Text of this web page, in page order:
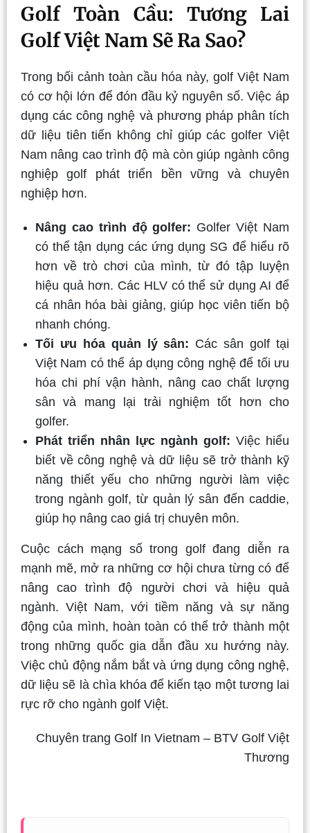
Golf Toàn Cầu: Tương Lai
Golf Việt Nam Sẽ Ra Sao?
Trong bối cảnh toàn cầu hóa này, golf Việt Nam
có cơ hội lớn để đón đầu kỷ nguyên số. Việc áp
dụng các công nghệ và phương pháp phân tích
dữ liệu tiên tiến không chỉ giúp các golfer Việt
Nam nâng cao trình độ mà còn giúp ngành công
nghiệp golf phát triển bền vững và chuyên
nghiệp hơn.
Nâng cao trình độ golfer: Golfer Việt Nam
có thể tận dụng các ứng dụng SG để hiểu rõ
hơn về trò chơi của mình, từ đó tập luyện
hiệu quả hơn. Các HLV có thể sử dụng AI để
cá nhân hóa bài giảng, giúp học viên tiến bộ
nhanh chóng.
Tối ưu hóa quản lý sân: Các sân golf tại
Việt Nam có thể áp dụng công nghệ để tối ưu
hóa chi phí vận hành, nâng cao chất lượng
sân và mang lại trải nghiệm tốt hơn cho
golfer.
Phát triển nhân lực ngành golf: Việc hiểu
biết về công nghệ và dữ liệu sẽ trở thành kỹ
năng thiết yếu cho những người làm việc
trong ngành golf, từ quản lý sân đến caddie,
giúp họ nâng cao giá trị chuyên môn.
Cuộc cách mạng số trong golf đang diễn ra
mạnh mẽ, mở ra những cơ hội chưa từng có để
nâng cao trình độ người chơi và hiệu quả
ngành. Việt Nam, với tiềm năng và sự năng
động của mình, hoàn toàn có thể trở thành một
trong những quốc gia dẫn đầu xu hướng này.
Việc chủ động nắm bắt và ứng dụng công nghệ,
dữ liệu sẽ là chìa khóa để kiến tạo một tương lai
rực rỡ cho ngành golf Việt.
Chuyên trang Golf In Vietnam – BTV Golf Việt
Thương